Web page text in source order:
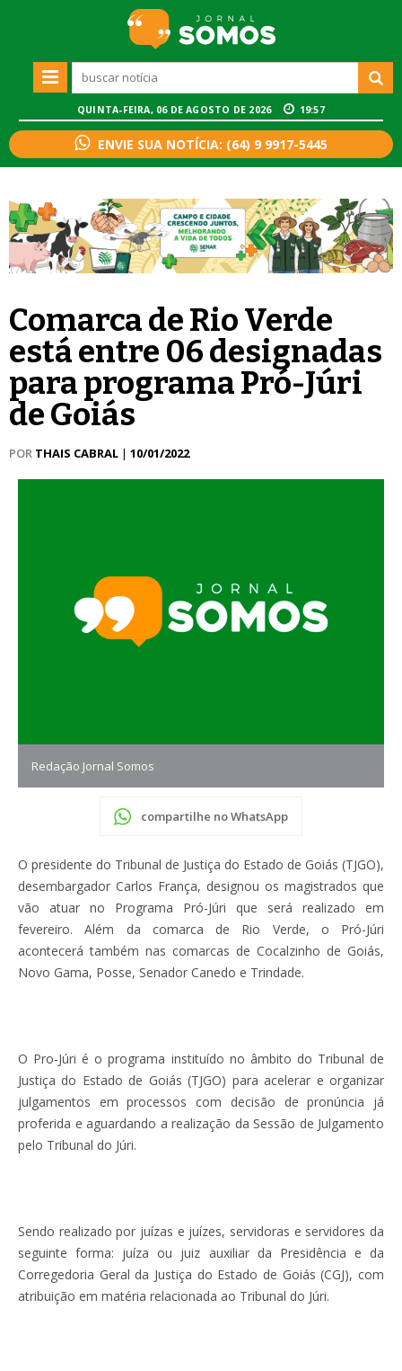
QUINTA-FEIRA, 06 DE AGOSTO DE 2026 19:57
ENVIE SUA NOTÍCIA: (64) 9 9917-5445
Comarca de Rio Verde
está entre 06 designadas
para programa Pró-Júri
de Goiás
POR THAIS CABRAL | 10/01/2022
Redação Jornal Somos
compartilhe no WhatsApp
O presidente do Tribunal de Justiça do Estado de Goiás (TJGO),
desembargador Carlos França, designou os magistrados que
vão atuar no Programa Pró-Júri que será realizado em
fevereiro. Além da comarca de Rio Verde, o Pró-Júri
acontecerá também nas comarcas de Cocalzinho de Goiás,
Novo Gama, Posse, Senador Canedo e Trindade.
O Pro-Júri é o programa instituído no âmbito do Tribunal de
Justiça do Estado de Goiás (TJGO) para acelerar e organizar
julgamentos em processos com decisão de pronúncia já
proferida e aguardando a realização da Sessão de Julgamento
pelo Tribunal do Júri.
Sendo realizado por juízas e juízes, servidoras e servidores da
seguinte forma: juíza ou juiz auxiliar da Presidência e da
Corregedoria Geral da Justiça do Estado de Goiás (CGJ), com
atribuição em matéria relacionada ao Tribunal do Júri.